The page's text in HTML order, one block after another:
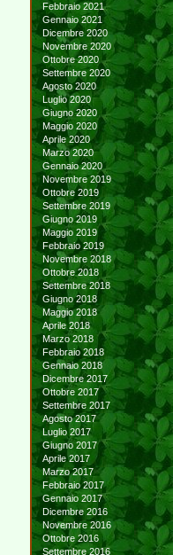
Febbraio 2021
Gennaio 2021
Dicembre 2020
Novembre 2020
Ottobre 2020
Settembre 2020
Agosto 2020
Luglio 2020
Giugno 2020
Maggio 2020
Aprile 2020
Marzo 2020
Gennaio 2020
Novembre 2019
Ottobre 2019
Settembre 2019
Giugno 2019
Maggio 2019
Febbraio 2019
Novembre 2018
Ottobre 2018
Settembre 2018
Giugno 2018
Maggio 2018
Aprile 2018
Marzo 2018
Febbraio 2018
Gennaio 2018
Dicembre 2017
Ottobre 2017
Settembre 2017
Agosto 2017
Luglio 2017
Giugno 2017
Aprile 2017
Marzo 2017
Febbraio 2017
Gennaio 2017
Dicembre 2016
Novembre 2016
Ottobre 2016
Settembre 2016